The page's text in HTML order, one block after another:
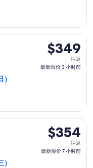
价
小
前
$349
往
返,
价
小
前
$349
往返
最新报价 3 小时前
）从芝加哥前往尤金
$354
往
返,
$354
往返
最新报价 7 小时前
）从芝加哥前往尤金